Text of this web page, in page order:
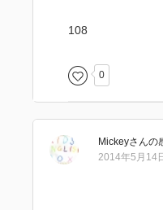
108
0
Mickeyさんの
2014年5月14